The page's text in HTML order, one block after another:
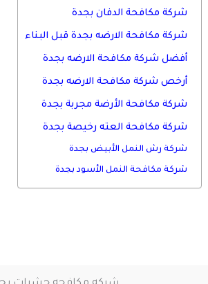
شركة مكافحة الدفان بجدة
شركة مكافحة الارضه بجدة قبل البناء
أفضل شركة مكافحة الارضه بجدة
أرخص شركة مكافحة الارضه بجدة
شركة مكافحة الأرضة مجربة بجدة
شركة مكافحة العته رخيصة بجدة
شركة رش النمل الأبيض بجدة
شركة مكافحة النمل الأسود بجدة